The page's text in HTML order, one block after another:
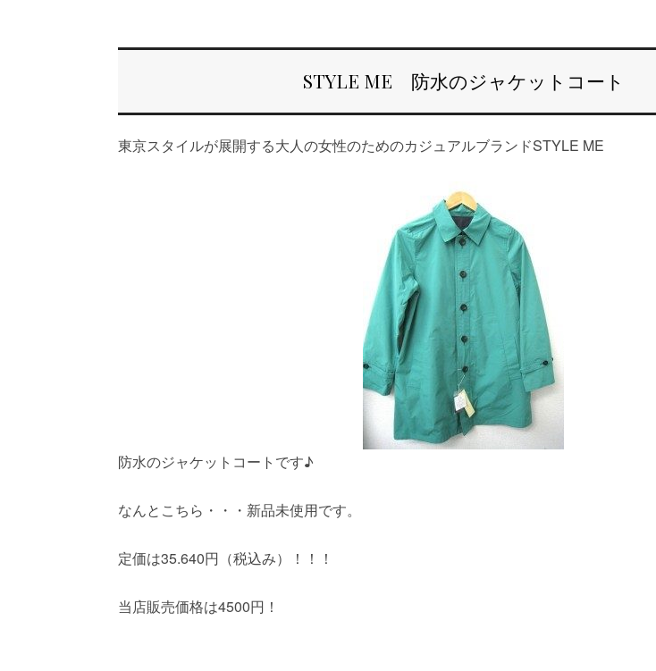
STYLE ME 防水のジャケットコート
東京スタイルが展開する大人の女性のためのカジュアルブランドSTYLE ME
防水のジャケットコートです♪
なんとこちら・・・新品未使用です。
定価は35.640円（税込み）！！！
当店販売価格は4500円！